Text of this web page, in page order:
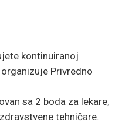
kontinuiranoj
Privredno
sa 2 boda za lekare,
tehničare.